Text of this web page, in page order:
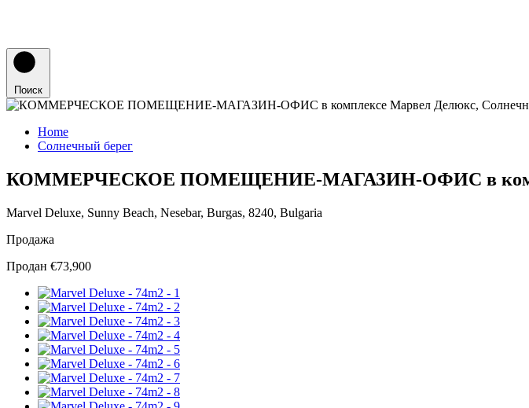
Поиск
Home
Солнечный берег
КОММЕРЧЕСКOE ПОМЕЩЕНИE-МАГАЗИН-ОФИС в
Marvel Deluxe, Sunny Beach, Nesebar, Burgas, 8240, Bulgaria
Продажа
Продан €73,900